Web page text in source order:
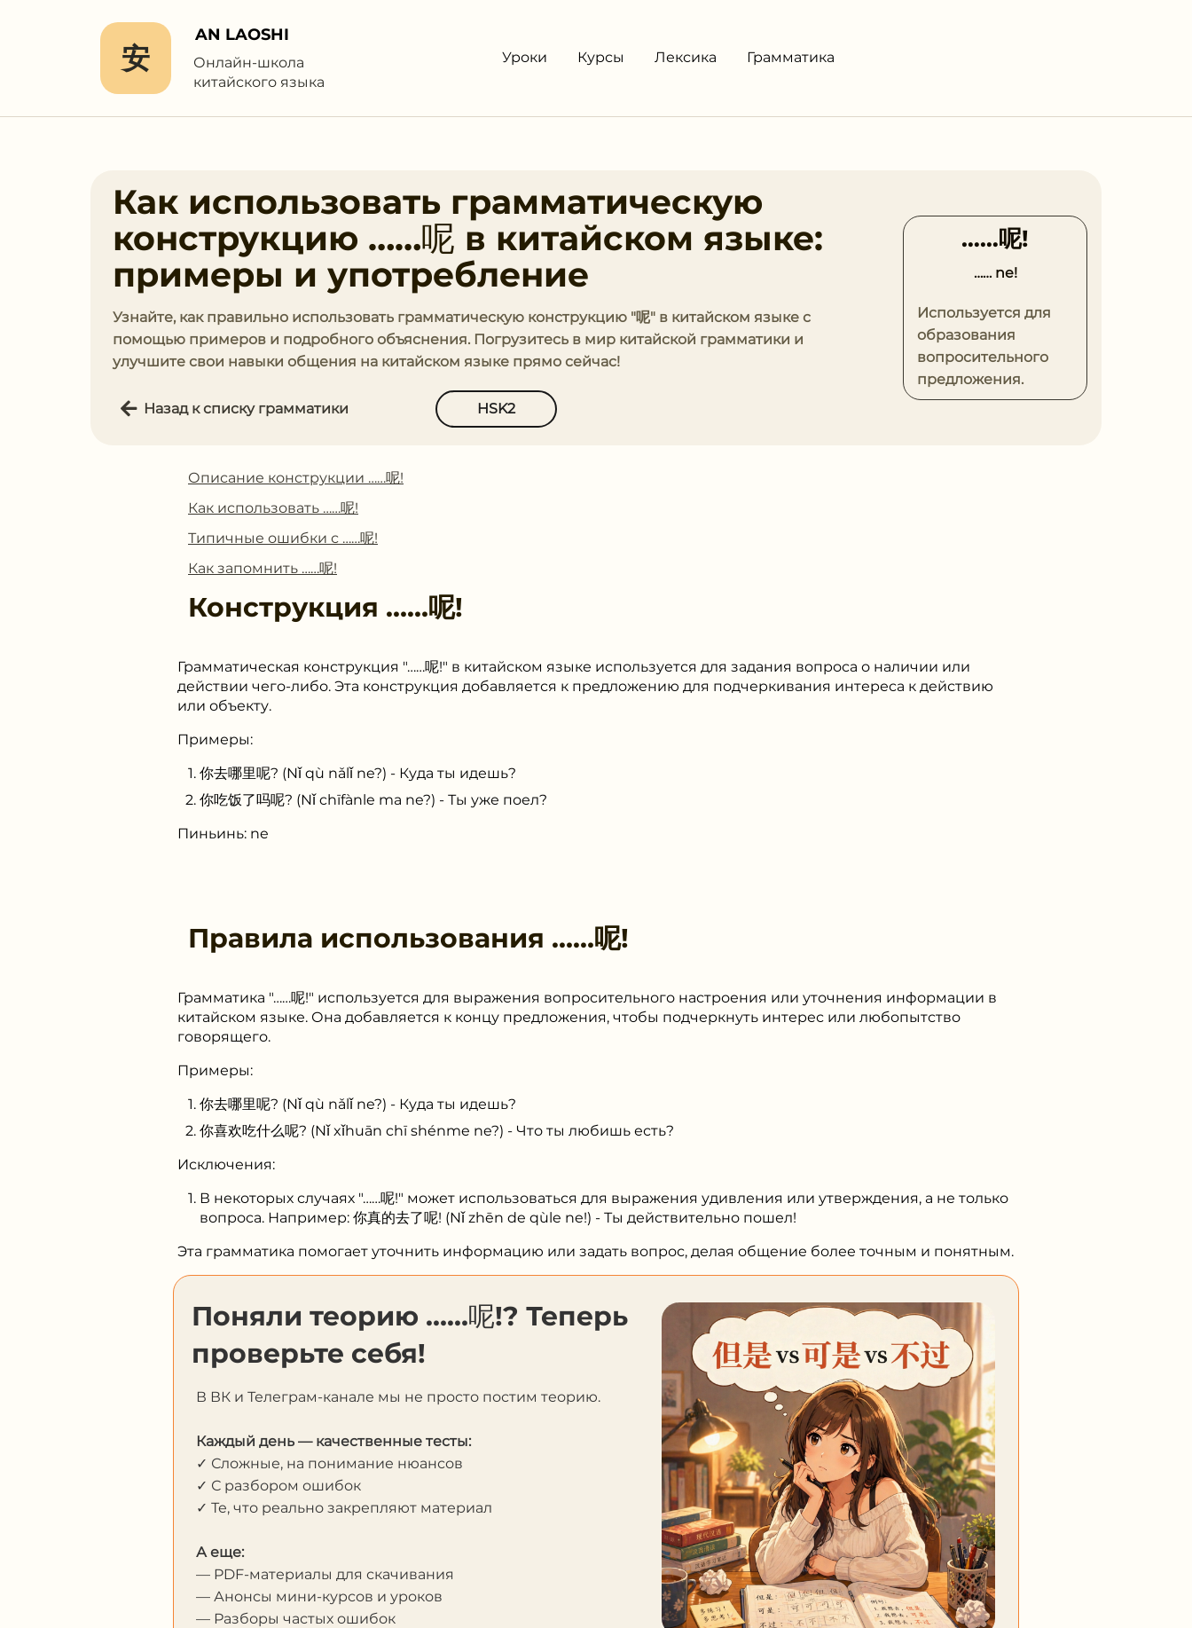
安
AN LAOSHI
Онлайн-школа
китайского языка
Уроки Курсы Лексика Грамматика
Как использовать грамматическую
конструкцию ……呢 в китайском языке:
примеры и употребление
Узнайте, как правильно использовать грамматическую конструкцию "呢" в китайском языке с
помощью примеров и подробного объяснения. Погрузитесь в мир китайской грамматики и
улучшите свои навыки общения на китайском языке прямо сейчас!
Назад к списку грамматики HSK2
……呢!
…… ne!
Используется для
образования
вопросительного
предложения.
Описание конструкции ……呢!
Как использовать ……呢!
Типичные ошибки с ……呢!
Как запомнить ……呢!
Конструкция ……呢!
Грамматическая конструкция "……呢!" в китайском языке используется для задания вопроса о наличии или
действии чего-либо. Эта конструкция добавляется к предложению для подчеркивания интереса к действию
или объекту.
Примеры:
你去哪里呢? (Nǐ qù nǎlǐ ne?) - Куда ты идешь?
你吃饭了吗呢? (Nǐ chīfànle ma ne?) - Ты уже поел?
Пиньинь: ne
Правила использования ……呢!
Грамматика "……呢!" используется для выражения вопросительного настроения или уточнения информации в
китайском языке. Она добавляется к концу предложения, чтобы подчеркнуть интерес или любопытство
говорящего.
Примеры:
你去哪里呢? (Nǐ qù nǎlǐ ne?) - Куда ты идешь?
你喜欢吃什么呢? (Nǐ xǐhuān chī shénme ne?) - Что ты любишь есть?
Исключения:
В некоторых случаях "……呢!" может использоваться для выражения удивления или утверждения, а не только
вопроса. Например: 你真的去了呢! (Nǐ zhēn de qùle ne!) - Ты действительно пошел!
Эта грамматика помогает уточнить информацию или задать вопрос, делая общение более точным и понятным.
Поняли теорию ……呢!? Теперь
проверьте себя!
В ВК и Телеграм-канале мы не просто постим теорию.
Каждый день — качественные тесты:
✓ Сложные, на понимание нюансов
✓ С разбором ошибок
✓ Те, что реально закрепляют материал
А еще:
— PDF-материалы для скачивания
— Анонсы мини-курсов и уроков
— Разборы частых ошибок